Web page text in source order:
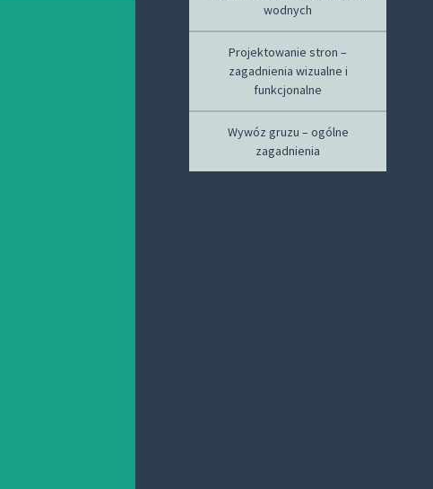
wodnych
Projektowanie stron –
zagadnienia wizualne i
funkcjonalne
Wywóz gruzu – ogólne
zagadnienia